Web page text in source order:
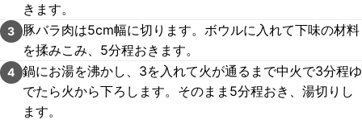
きます。
3
豚バラ肉は5cm幅に切ります。ボウルに入れて下味の材料
を揉みこみ、5分程おきます。
4 鍋にお湯を沸かし、3を入れて火が通るまで中火で3分程ゆ
でたら火から下ろします。そのまま5分程おき、湯切りし
ます。